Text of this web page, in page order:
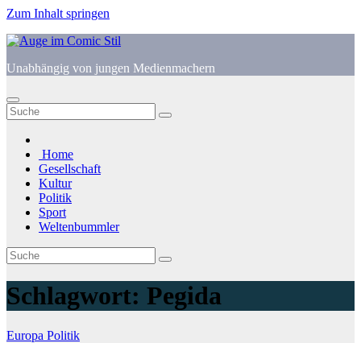
Zum Inhalt springen
Unabhängig von jungen Medienmachern
Home
Gesellschaft
Kultur
Politik
Sport
Weltenbummler
Schlagwort: Pegida
Europa Politik